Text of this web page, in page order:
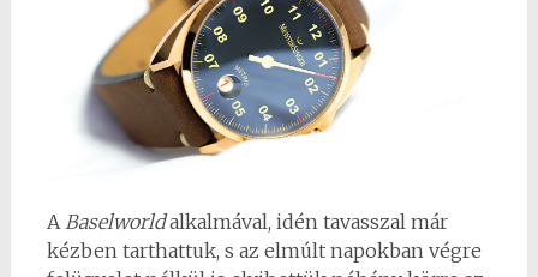
A Baselworldalkalmával, idén tavasszal már
kézben tarthattuk, s az elmúlt napokban végre